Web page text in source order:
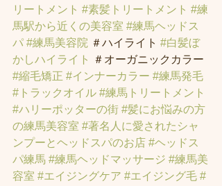
リートメント #素髪トリートメント #練
馬駅から近くの美容室 #練馬ヘッドス
パ #練馬美容院 ＃ハイライト #白髪ぼ
かしハイライト
＃オーガニックカラー
#縮毛矯正 #インナーカラー #練馬発毛
#トラックオイル #練馬トリートメント
#ハリーポッターの街 #髪にお悩みの方
の練馬美容室 #著名人に愛されたシャ
ンプーとヘッドスパのお店 #ヘッドス
パ練馬 #練馬ヘッドマッサージ #練馬美
容室 #エイジングケア #エイジング毛 #